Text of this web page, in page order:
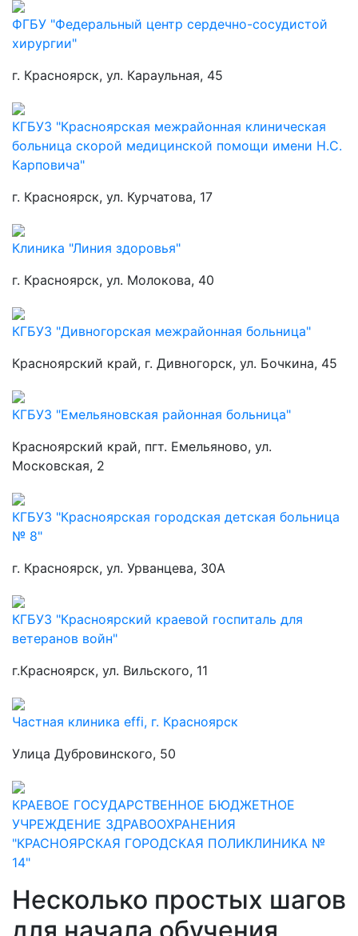
ФГБУ "Федеральный центр сердечно-сосудистой
хирургии"
г. Красноярск, ул. Караульная, 45
КГБУЗ "Красноярская межрайонная клиническая
больница скорой медицинской помощи имени Н.С.
Карповича"
г. Красноярск, ул. Курчатова, 17
Клиника "Линия здоровья"
г. Красноярск, ул. Молокова, 40
КГБУЗ "Дивногорская межрайонная больница"
Красноярский край, г. Дивногорск, ул. Бочкина, 45
КГБУЗ "Емельяновская районная больница"
Красноярский край, пгт. Емельяново, ул.
Московская, 2
КГБУЗ "Красноярская городская детская больница
№ 8"
г. Красноярск, ул. Урванцева, 30А
КГБУЗ "Красноярский краевой госпиталь для
ветеранов войн"
г.Красноярск, ул. Вильского, 11
Частная клиника effi, г. Красноярск
Улица Дубровинского, 50
КРАЕВОЕ ГОСУДАРСТВЕННОЕ БЮДЖЕТНОЕ
УЧРЕЖДЕНИЕ ЗДРАВООХРАНЕНИЯ
"КРАСНОЯРСКАЯ ГОРОДСКАЯ ПОЛИКЛИНИКА №
14"
Несколько простых шагов